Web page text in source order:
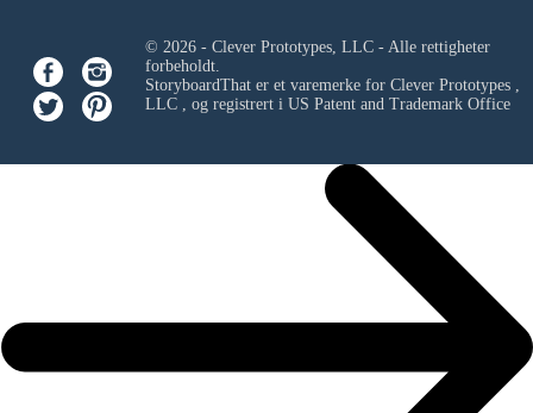
© 2026 - Clever Prototypes, LLC - Alle rettigheter
forbeholdt.
StoryboardThat er et varemerke for Clever Prototypes ,
LLC, og registrert i US Patent and Trademark Office